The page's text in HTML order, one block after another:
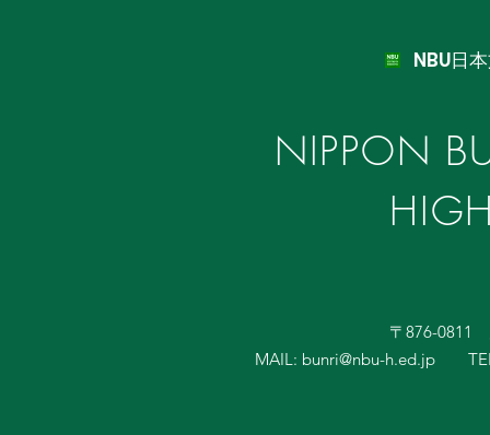
NBU日
NIPPON
〒876-0811
MAIL: bunri@nbu-h.ed.jp